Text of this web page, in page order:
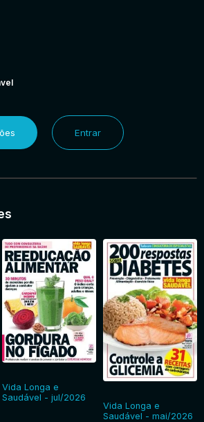
Entrar
Vida Longa e
Saudável - jul/2026
Vida Longa e
Saudável - mai/2026